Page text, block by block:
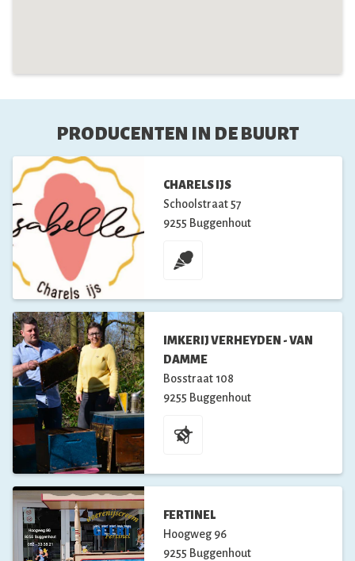
PRODUCENTEN IN DE BUURT
CHARELS IJS
Schoolstraat 57
9255 Buggenhout
IMKERIJ VERHEYDEN - VAN
DAMME
Bosstraat 108
9255 Buggenhout
FERTINEL
Hoogweg 96
9255 Buggenhout